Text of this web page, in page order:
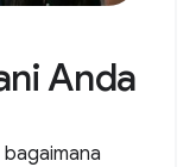
Anda